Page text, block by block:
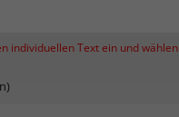
individuellen Text ein und